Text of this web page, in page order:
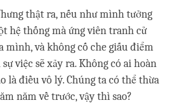
thật ra, nếu như mình tưởng
hệ thống mà ứng viên tranh cử
và không cố che giấu điểm
việc sẽ xảy ra. Không có ai hoàn
là điều vô lý. Chúng ta có thể thừa
năm về trước, vậy thì sao?